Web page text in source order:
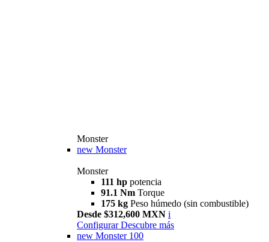
Monster
new Monster
Monster
111 hp potencia
91.1 Nm Torque
175 kg Peso húmedo (sin combustible)
Desde $312,600 MXN i
Configurar Descubre más
new Monster 100